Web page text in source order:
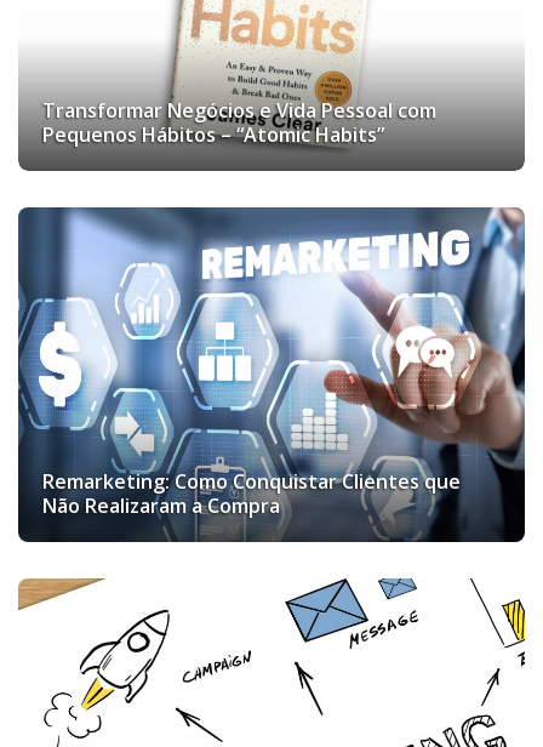
Transformar Negócios e Vida Pessoal com
Pequenos Hábitos – “Atomic Habits”
Remarketing: Como Conquistar Clientes que
Não Realizaram a Compra